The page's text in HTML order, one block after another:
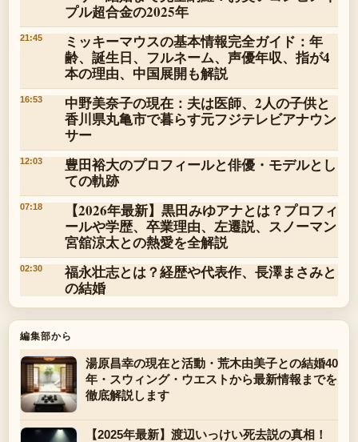
プル超合金の2025年
21:45
ミッキーマウスの基本情報完全ガイド：年
齢、誕生日、フルネーム、声優年収、指が4
本の理由、中国展開も解説
16:53
中野美奈子の現在：夫は医師、2人の子供と
香川県丸亀市で暮らす元フジテレビアナウン
サー
12:03
豊田裕大のプロフィールと俳優・モデルとし
ての軌跡
07:18
【2026年最新】黒田みゆアナとは？プロフィ
ールや学歴、卒業理由、左遷説、スノーマン
宮舘涼太との熱愛を全解説
02:30
福永壮志とは？経歴や代表作、長澤まさみと
の結婚
編集部から
湯原昌幸の現在と活動・荒木由美子との結婚40
年・スウィング・ウエストから最新情報までを
徹底解説します
【2025年最新】渡辺いっけい死去説の真相！